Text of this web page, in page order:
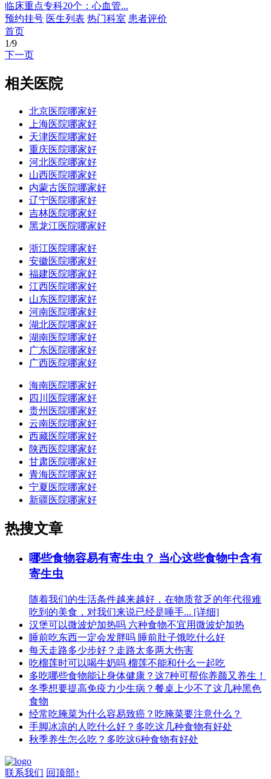
临床重点专科20个：心血管...
预约挂号 医生列表 热门科室 患者评价
首页
1/9
下一页
相关医院
北京医院哪家好
上海医院哪家好
天津医院哪家好
重庆医院哪家好
河北医院哪家好
山西医院哪家好
内蒙古医院哪家好
辽宁医院哪家好
吉林医院哪家好
黑龙江医院哪家好
浙江医院哪家好
安徽医院哪家好
福建医院哪家好
江西医院哪家好
山东医院哪家好
河南医院哪家好
湖北医院哪家好
湖南医院哪家好
广东医院哪家好
广西医院哪家好
海南医院哪家好
四川医院哪家好
贵州医院哪家好
云南医院哪家好
西藏医院哪家好
陕西医院哪家好
甘肃医院哪家好
青海医院哪家好
宁夏医院哪家好
新疆医院哪家好
热搜文章
哪些食物容易有寄生虫？ 当心这些食物中含有
寄生虫
随着我们的生活条件越来越好，在物质贫乏的年代很难
吃到的美食，对我们来说已经是唾手... [详细]
汉堡可以微波炉加热吗 六种食物不宜用微波炉加热
睡前吃东西一定会发胖吗 睡前肚子饿吃什么好
每天走路多少步好？走路太多两大伤害
吃榴莲时可以喝牛奶吗 榴莲不能和什么一起吃
多吃哪些食物能让身体健康？这7种可帮你养颜又养生！
冬季想要提高免疫力少生病？餐桌上少不了这几种黑色
食物
经常吃腌菜为什么容易致癌？吃腌菜要注意什么？
手脚冰凉的人吃什么好？多吃这几种食物有好处
秋季养生怎么吃？多吃这6种食物有好处
联系我们 回顶部↑